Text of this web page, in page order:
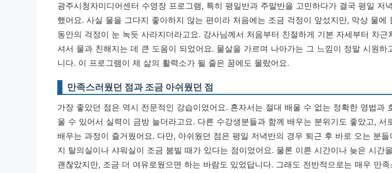
광주시청자미디어센터 수영장 프로그램, 특히 평일반과 주말반을 고민하다가 결국 평일 저
했어요. 사실 물을 그다지 좋아하지 않는 편이라 처음에는 조금 걱정이 앞섰지만, 막상 물에
동안의 걱정이 눈 녹듯 사라지더라고요. 강사님께서 처음부터 친절하게 기본 자세부터 차근
셔서 물과 친해지는 데 큰 도움이 되었어요. 물살을 가르며 나아가는 그 느낌이 정말 시원하
니다. 이 프로그램이 제 삶의 활력소가 될 줄은 꿈에도 몰랐어요.
만족스러웠던 점과 조금 아쉬웠던 점
가장 좋았던 점은 역시 전문적인 강습이었어요. 혼자서는 절대 배울 수 없는 정확한 영법과
울 수 있어서 실력이 금방 늘더라고요. 다른 수강생분들과 함께 배우는 분위기도 좋았고, 서
배우는 과정이 즐거웠어요. 다만, 아쉬웠던 점은 평일 저녁반의 경우 퇴근 후 바로 오는 분들
지 탈의실이나 샤워실이 조금 붐빌 때가 있다는 점이었어요. 물론 이른 시간이나 늦은 시간
괜찮았지만, 조금 더 여유로웠으면 하는 바람도 있었답니다. 그래도 전반적으로는 매우 만족